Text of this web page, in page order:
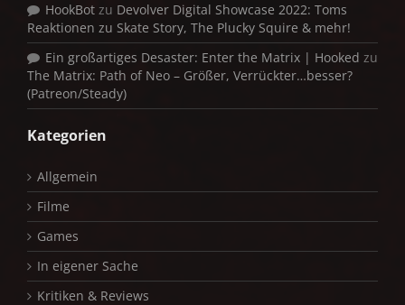
HookBot zu Devolver Digital Showcase 2022: Toms
Reaktionen zu Skate Story, The Plucky Squire & mehr!
Ein großartiges Desaster: Enter the Matrix | Hooked zu
The Matrix: Path of Neo – Größer, Verrückter…besser?
(Patreon/Steady)
Kategorien
Allgemein
Filme
Games
In eigener Sache
Kritiken & Reviews